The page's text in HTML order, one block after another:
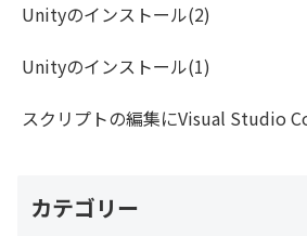
Unityのインストール(2)
Unityのインストール(1)
スクリプトの編集にVisual Studio
カテゴリー